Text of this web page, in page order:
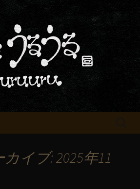
おいしい地酒が飲
うるうる」のブロ
の町屋居酒屋「一献う
のお知らせ
イブ: 2025年11